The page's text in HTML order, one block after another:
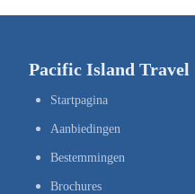
Pacific Island Travel
Startpagina
Aanbiedingen
Bestemmingen
Brochures